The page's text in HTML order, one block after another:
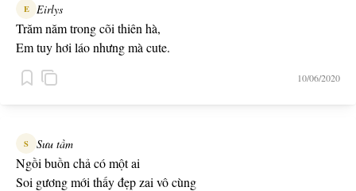
E Eirlys
Trăm năm trong cõi thiên hà,
Em tuy hơi láo nhưng mà cute.
10/06/2020
S Sưu tầm
Ngồi buồn chả có một ai
Soi gương mới thấy đẹp zai vô cùng